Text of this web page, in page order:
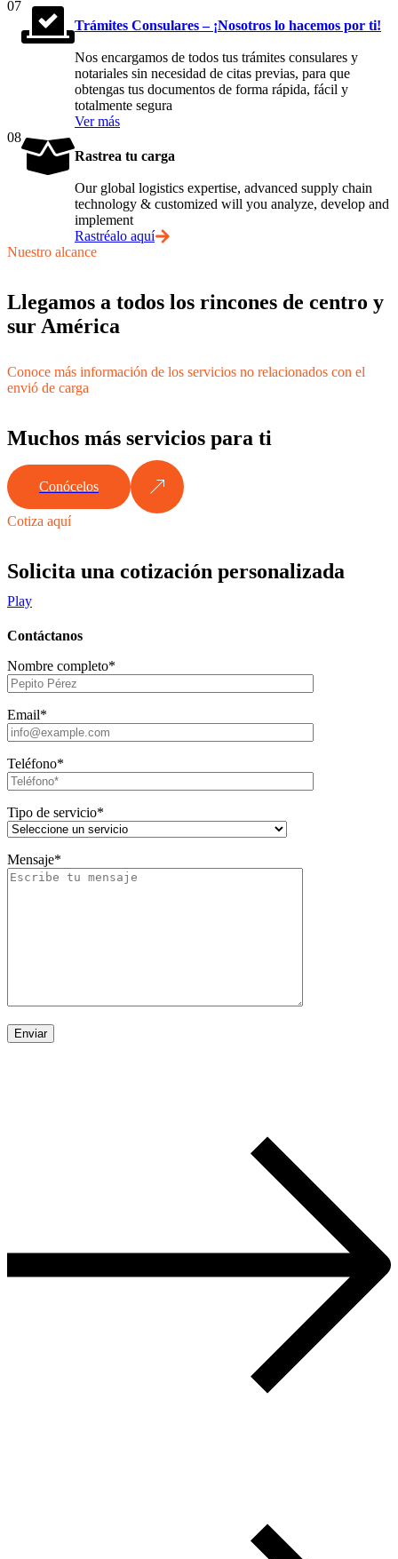
07
Trámites Consulares – ¡Nosotros lo hacemos por ti!
Nos encargamos de todos tus trámites consulares y
notariales sin necesidad de citas previas, para que
obtengas tus documentos de forma rápida, fácil y
totalmente segura
Ver más
08
Rastrea tu carga
Our global logistics expertise, advanced supply chain
technology & customized will you analyze, develop and
implement
Rastréalo aquí
Nuestro alcance
Llegamos a todos los rincones de centro y
sur América
Conoce más información de los servicios no relacionados con el
envió de carga
Muchos más servicios para ti
Conócelos
Cotiza aquí
Solicita una cotización personalizada
Play
Contáctanos
Nombre completo*
Email*
Teléfono*
Tipo de servicio*
Mensaje*